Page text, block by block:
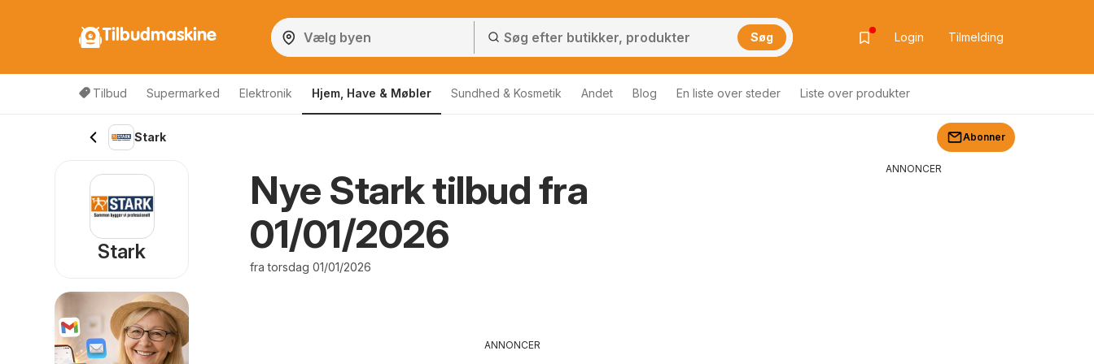
Tilbudmaskine Søg Login Tilmelding
Tilbud Supermarked Elektronik Hjem, Have & Møbler Sundhed & Kosmetik Andet Blog En liste over steder Liste over produkter
Stark Abonner
Nye Stark tilbud fra
01/01/2026
fra torsdag 01/01/2026
ANNONCER
Stark
ANNONCER